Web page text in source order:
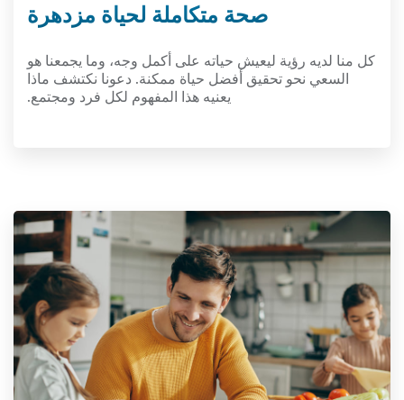
صحة متكاملة لحياة مزدهرة
كل منا لديه رؤية ليعيش حياته على أكمل وجه، وما يجمعنا هو
السعي نحو تحقيق أفضل حياة ممكنة. دعونا نكتشف ماذا
يعنيه هذا المفهوم لكل فرد ومجتمع.